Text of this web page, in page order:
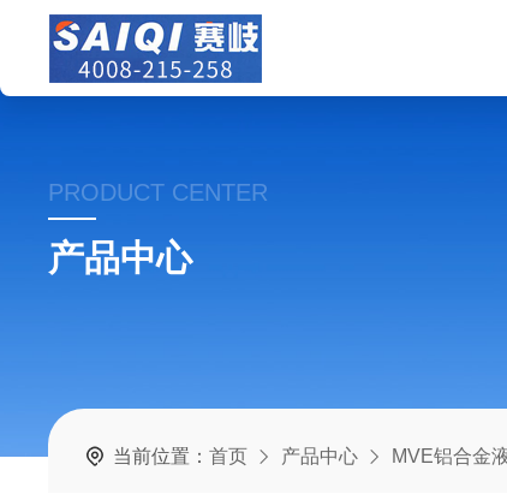
PRODUCT CENTER
产品中心
当前位置：首页 产品中心 MVE铝合金